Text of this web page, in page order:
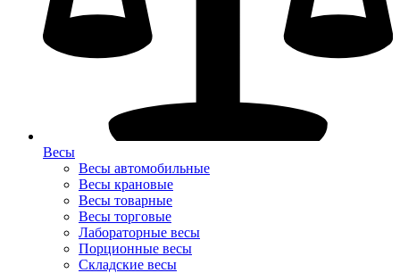
Весы
Весы автомобильные
Весы крановые
Весы товарные
Весы торговые
Лабораторные весы
Порционные весы
Складские весы